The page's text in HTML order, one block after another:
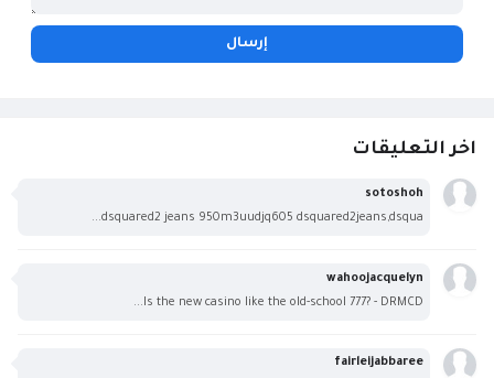
اخر التعليقات
sotoshoh
dsquared2 jeans 950m3uudjq605 dsquared2jeans,dsqua...
wahoojacquelyn
Is the new casino like the old-school 777? - DRMCD...
fairleijabbaree